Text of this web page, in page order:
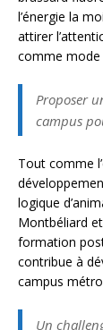
l’énergie la
attirer
comme mode
Proposer
campus
Tout comme
logique
Montbéliard
formation
contribue à
campus
Un